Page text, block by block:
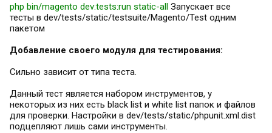
php bin/magento dev:tests:run static-all Запускает все
тесты в dev/tests/static/testsuite/Magento/Test одним
пакетом
Добавление своего модуля для тестирования:
Сильно зависит от типа теста.
Данный тест является набором инструментов, у
некоторых из них есть black list и white list папок и файлов
для проверки. Настройки в dev/tests/static/phpunit.xml.dist
подцепляют лишь сами инструменты.